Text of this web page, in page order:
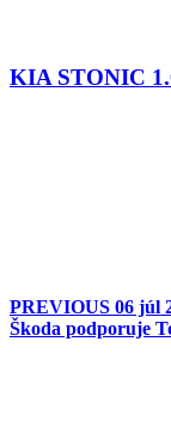
KIA STONIC
PREVIOUS 06 júl
Škoda podporuje